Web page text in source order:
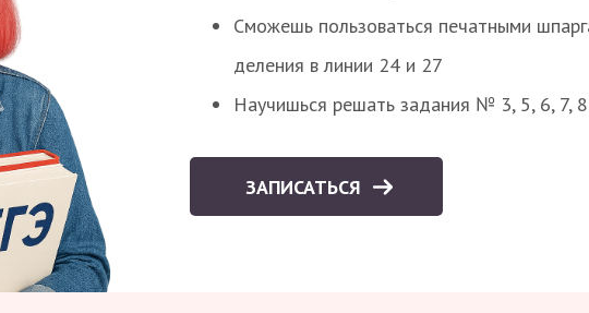
Сможешь пользоваться печатными
деления в линии 24 и 27
Научишься решать задания № 3, 5, 6, 7,
ЗАПИСАТЬСЯ